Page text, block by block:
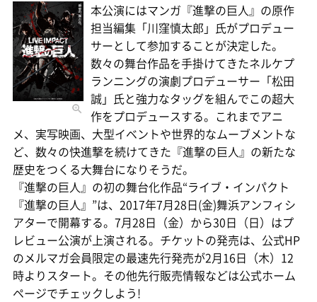
本公演にはマンガ『進撃の巨人』の原作
担当編集「川窪慎太郎」氏がプロデュー
サーとして参加することが決定した。
数々の舞台作品を手掛けてきたネルケプ
ランニングの演劇プロデューサー「松田
誠」氏と強力なタッグを組んでこの超大
作をプロデュースする。これまでアニ
メ、実写映画、大型イベントや世界的なムーブメントな
ど、数々の快進撃を続けてきた『進撃の巨人』の新たな
歴史をつくる大舞台になりそうだ。
『進撃の巨人』の初の舞台化作品“ライブ・インパクト
『進撃の巨人』”は、2017年7月28日(金)舞浜アンフィシ
アターで開幕する。7月28日（金）から30日（日）はプ
レビュー公演が上演される。チケットの発売は、公式HP
のメルマガ会員限定の最速先行発売が2月16日（木）12
時よりスタート。その他先行販売情報などは公式ホーム
ページでチェックしよう!